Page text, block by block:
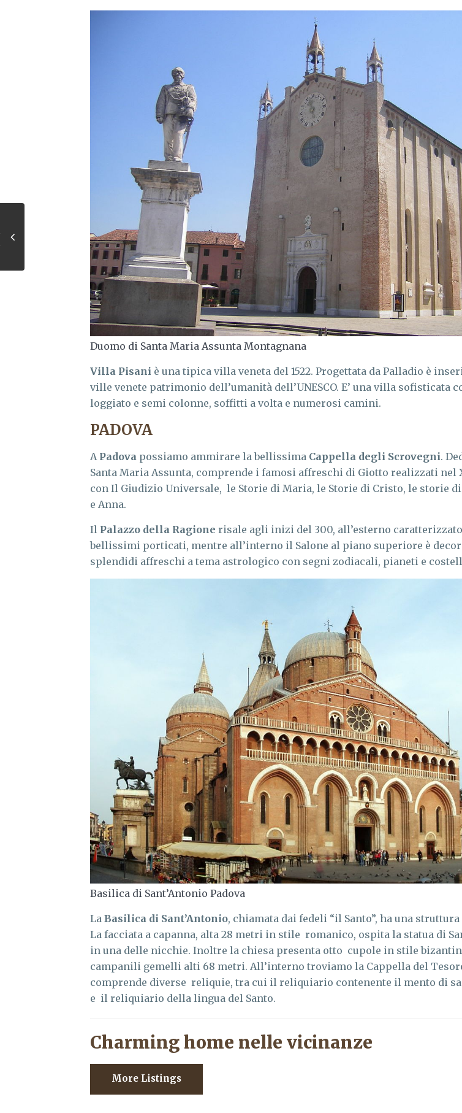
Duomo di Santa Maria Assunta Montagnana
Villa Pisani è una tipica villa veneta del 1522. Progettata da Palladio è
ville venete patrimonio dell’umanità dell’UNESCO. E’ una villa sofisticata
loggiato e semi colonne, soffitti a volta e numerosi camini.
PADOVA
A Padova possiamo ammirare la bellissima Cappella degli Scrovegni.
Santa Maria Assunta, comprende i famosi affreschi di Giotto realizzati nel
con Il Giudizio Universale, le Storie di Maria, le Storie di Cristo, le storie
e Anna.
Il Palazzo della Ragione risale agli inizi del 300, all’esterno
bellissimi porticati, mentre all’interno il Salone al piano superiore è
splendidi affreschi a tema astrologico con segni zodiacali, pianeti e
Basilica di Sant’Antonio Padova
La Basilica di Sant’Antonio, chiamata dai fedeli “il Santo”, ha una
La facciata a capanna, alta 28 metri in stile romanico, ospita la statua di
in una delle nicchie. Inoltre la chiesa presenta otto cupole in stile
campanili gemelli alti 68 metri. All’interno troviamo la Cappella del
comprende diverse reliquie, tra cui il reliquiario contenente il mento di
e il reliquiario della lingua del Santo.
Charming home nelle vicinanze
More Listings